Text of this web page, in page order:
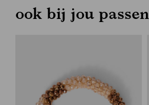
ook bij jou passen